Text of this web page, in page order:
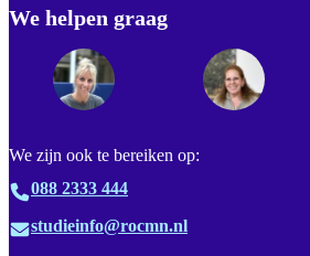
We helpen graag
We zijn ook te bereiken op:
088 2333 444
studieinfo@rocmn.nl
Footer